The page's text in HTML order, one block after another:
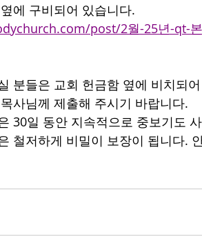
에 구비되어 있습니다.
post/2월-25년-qt-본
분들은 교회 헌금함 옆에 비치되어
사님께 제출해 주시기 바랍니다.
30일 동안 지속적으로 중보기도
철저하게 비밀이 보장이 됩니다.